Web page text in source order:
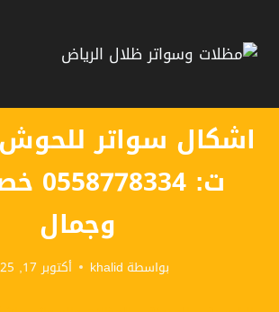
المحتوى
اشكال سواتر للحوش
ت:
وجمال
بواسطة khalid أكتوبر 17, 2025